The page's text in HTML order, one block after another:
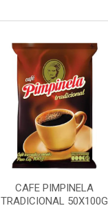
CAFE PIMPINELA
TRADICIONAL 50X100G